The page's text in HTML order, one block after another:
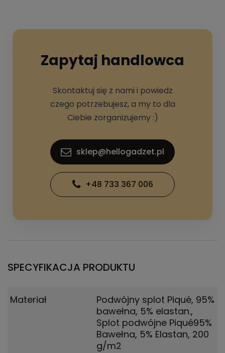
Zapytaj handlowca
Skontaktuj się z nami i powiedz
czego potrzebujesz, a my to dla
Ciebie zorganizujemy :)
sklep@hellogadzet.pl
+48 733 367 006
SPECYFIKACJA PRODUKTU
Materiał
Podwójny splot Piqué, 95%
bawełna, 5% elastan.,
Splot podwójne Piqué95%
Bawełna, 5% Elastan, 200
g/m2